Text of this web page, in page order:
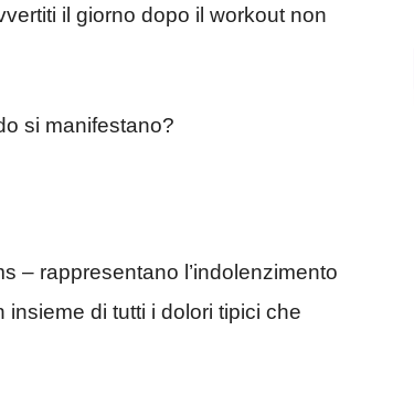
il giorno dopo il workout non
si manifestano?
– rappresentano l’indolenzimento
di tutti i dolori tipici che